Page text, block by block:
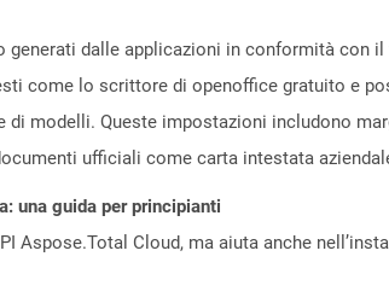
dalle applicazioni in conformità con
come lo scrittore di openoffice gratuito e
modelli. Queste impostazioni includono
ufficiali come carta intestata
una guida per principianti
Aspose.Total Cloud, ma aiuta anche